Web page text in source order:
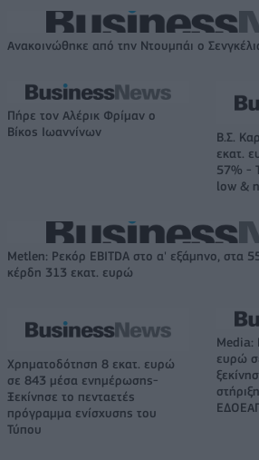
Ανακοινώθηκε από την Ντουμπάι ο
Πήρε τον Αλέρικ Φρίμαν ο
Βίκος Ιωαννίνων
Β.Σ.
εκατ.
57% -
low &
Metlen: Ρεκόρ EBITDA στο α' εξάμηνο, στα
κέρδη 313 εκατ. ευρώ
Χρηματοδότηση 8 εκατ. ευρώ
σε 843 μέσα ενημέρωσης-
Ξεκίνησε το πενταετές
πρόγραμμα ενίσχυσης του
Τύπου
Media:
ευρώ